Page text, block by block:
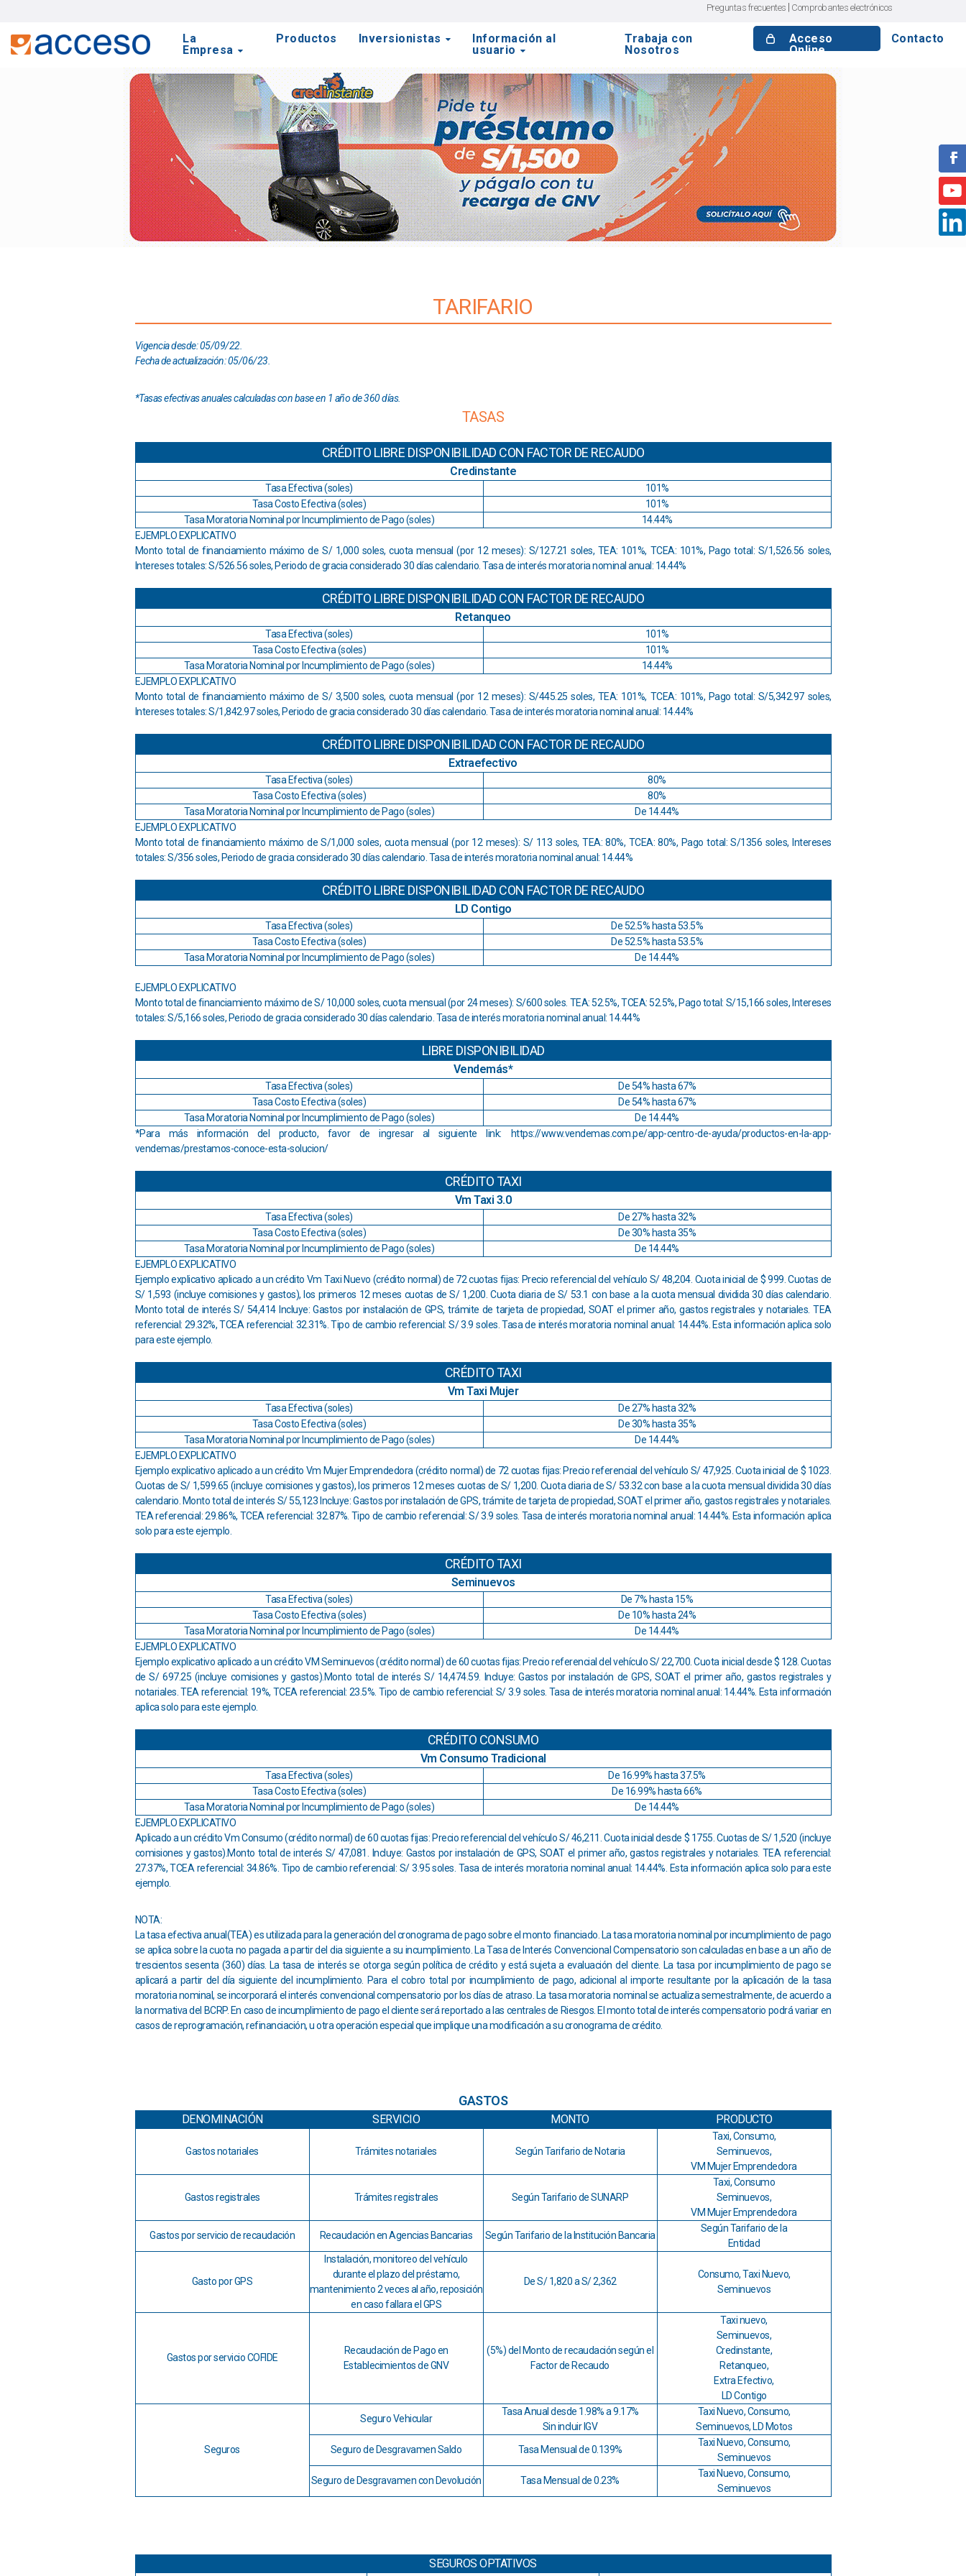
Preguntas frecuentes Comprobantes electrónicos
La
Empresa
Productos Inversionistas
Información al
usuario
Trabaja con
Nosotros
Acceso
Online
Contacto
TARIFARIO
Vigencia desde: 05/09/22.
Fecha de actualización: 05/06/23.
*Tasas efectivas anuales calculadas con base en 1 año de 360 días.
TASAS
CRÉDITO LIBRE DISPONIBILIDAD CON FACTOR DE RECAUDO
Credinstante
Tasa Efectiva (soles)
101%
Tasa Costo Efectiva (soles)
101%
Tasa Moratoria Nominal por Incumplimiento de Pago (soles)
14.44%
EJEMPLO EXPLICATIVO
Monto total de financiamiento máximo de S/ 1,000 soles, cuota mensual (por 12 meses): S/127.21 soles, TEA: 101%, TCEA: 101%, Pago total: S/1,526.56 soles,
Intereses totales: S/526.56 soles, Periodo de gracia considerado 30 días calendario. Tasa de interés moratoria nominal anual: 14.44%
CRÉDITO LIBRE DISPONIBILIDAD CON FACTOR DE RECAUDO
Retanqueo
Tasa Efectiva (soles)
101%
Tasa Costo Efectiva (soles)
101%
Tasa Moratoria Nominal por Incumplimiento de Pago (soles)
14.44%
EJEMPLO EXPLICATIVO
Monto total de financiamiento máximo de S/ 3,500 soles, cuota mensual (por 12 meses): S/445.25 soles, TEA: 101%, TCEA: 101%, Pago total: S/5,342.97 soles,
Intereses totales: S/1,842.97 soles, Periodo de gracia considerado 30 días calendario. Tasa de interés moratoria nominal anual: 14.44%
CRÉDITO LIBRE DISPONIBILIDAD CON FACTOR DE RECAUDO
Extraefectivo
Tasa Efectiva (soles)
80%
Tasa Costo Efectiva (soles)
80%
Tasa Moratoria Nominal por Incumplimiento de Pago (soles)
De 14.44%
EJEMPLO EXPLICATIVO
Monto total de financiamiento máximo de S/1,000 soles, cuota mensual (por 12 meses): S/ 113 soles, TEA: 80%, TCEA: 80%, Pago total: S/1356 soles, Intereses
totales: S/356 soles, Periodo de gracia considerado 30 días calendario. Tasa de interés moratoria nominal anual: 14.44%
CRÉDITO LIBRE DISPONIBILIDAD CON FACTOR DE RECAUDO
LD Contigo
Tasa Efectiva (soles)
De 52.5% hasta 53.5%
Tasa Costo Efectiva (soles)
De 52.5% hasta 53.5%
Tasa Moratoria Nominal por Incumplimiento de Pago (soles)
De 14.44%
EJEMPLO EXPLICATIVO
Monto total de financiamiento máximo de S/ 10,000 soles, cuota mensual (por 24 meses): S/600 soles. TEA: 52.5%, TCEA: 52.5%, Pago total: S/15,166 soles, Intereses
totales: S/5,166 soles, Periodo de gracia considerado 30 días calendario. Tasa de interés moratoria nominal anual: 14.44%
LIBRE DISPONIBILIDAD
Vendemás*
Tasa Efectiva (soles)
De 54% hasta 67%
Tasa Costo Efectiva (soles)
De 54% hasta 67%
Tasa Moratoria Nominal por Incumplimiento de Pago (soles)
De 14.44%
*Para más información del producto, favor de ingresar al siguiente link:
https://www.vendemas.com.pe/app-centro-de-ayuda/productos-en-la-app-
vendemas/prestamos-conoce-esta-solucion/
CRÉDITO TAXI
Vm Taxi 3.0
Tasa Efectiva (soles)
De 27% hasta 32%
Tasa Costo Efectiva (soles)
De 30% hasta 35%
Tasa Moratoria Nominal por Incumplimiento de Pago (soles)
De 14.44%
EJEMPLO EXPLICATIVO
Ejemplo explicativo aplicado a un crédito Vm Taxi Nuevo (crédito normal) de 72 cuotas fijas: Precio referencial del vehículo S/ 48,204. Cuota inicial de $ 999. Cuotas de
S/ 1,593 (incluye comisiones y gastos), los primeros 12 meses cuotas de S/ 1,200. Cuota diaria de S/ 53.1 con base a la cuota mensual dividida 30 días calendario.
Monto total de interés S/ 54,414 Incluye: Gastos por instalación de GPS, trámite de tarjeta de propiedad, SOAT el primer año, gastos registrales y notariales. TEA
referencial: 29.32%, TCEA referencial: 32.31%. Tipo de cambio referencial: S/ 3.9 soles. Tasa de interés moratoria nominal anual: 14.44%. Esta información aplica solo
para este ejemplo.
CRÉDITO TAXI
Vm Taxi Mujer
Tasa Efectiva (soles)
De 27% hasta 32%
Tasa Costo Efectiva (soles)
De 30% hasta 35%
Tasa Moratoria Nominal por Incumplimiento de Pago (soles)
De 14.44%
EJEMPLO EXPLICATIVO
Ejemplo explicativo aplicado a un crédito Vm Mujer Emprendedora (crédito normal) de 72 cuotas fijas: Precio referencial del vehículo S/ 47,925. Cuota inicial de $ 1023.
Cuotas de S/ 1,599.65 (incluye comisiones y gastos), los primeros 12 meses cuotas de S/ 1,200. Cuota diaria de S/ 53.32 con base a la cuota mensual dividida 30 días
calendario. Monto total de interés S/ 55,123 Incluye: Gastos por instalación de GPS, trámite de tarjeta de propiedad, SOAT el primer año, gastos registrales y notariales.
TEA referencial: 29.86%, TCEA referencial: 32.87%. Tipo de cambio referencial: S/ 3.9 soles. Tasa de interés moratoria nominal anual: 14.44%. Esta información aplica
solo para este ejemplo.
CRÉDITO TAXI
Seminuevos
Tasa Efectiva (soles)
De 7% hasta 15%
Tasa Costo Efectiva (soles)
De 10% hasta 24%
Tasa Moratoria Nominal por Incumplimiento de Pago (soles)
De 14.44%
EJEMPLO EXPLICATIVO
Ejemplo explicativo aplicado a un crédito VM Seminuevos (crédito normal) de 60 cuotas fijas: Precio referencial del vehículo S/ 22,700. Cuota inicial desde $ 128. Cuotas
de S/ 697.25 (incluye comisiones y gastos).Monto total de interés S/ 14,474.59. Incluye: Gastos por instalación de GPS, SOAT el primer año, gastos registrales y
notariales. TEA referencial: 19%, TCEA referencial: 23.5%. Tipo de cambio referencial: S/ 3.9 soles. Tasa de interés moratoria nominal anual: 14.44%. Esta información
aplica solo para este ejemplo.
CRÉDITO CONSUMO
Vm Consumo Tradicional
Tasa Efectiva (soles)
De 16.99% hasta 37.5%
Tasa Costo Efectiva (soles)
De 16.99% hasta 66%
Tasa Moratoria Nominal por Incumplimiento de Pago (soles)
De 14.44%
EJEMPLO EXPLICATIVO
Aplicado a un crédito Vm Consumo (crédito normal) de 60 cuotas fijas: Precio referencial del vehículo S/ 46,211. Cuota inicial desde $ 1755. Cuotas de S/ 1,520 (incluye
comisiones y gastos).Monto total de interés S/ 47,081. Incluye: Gastos por instalación de GPS, SOAT el primer año, gastos registrales y notariales. TEA referencial:
27.37%, TCEA referencial: 34.86%. Tipo de cambio referencial: S/ 3.95 soles. Tasa de interés moratoria nominal anual: 14.44%. Esta información aplica solo para este
ejemplo.
NOTA:
La tasa efectiva anual(TEA) es utilizada para la generación del cronograma de pago sobre el monto financiado. La tasa moratoria nominal por incumplimiento de pago
se aplica sobre la cuota no pagada a partir del dia siguiente a su incumplimiento. La Tasa de Interés Convencional Compensatorio son calculadas en base a un año de
trescientos sesenta (360) días. La tasa de interés se otorga según política de crédito y está sujeta a evaluación del cliente. La tasa por incumplimiento de pago se
aplicará a partir del día siguiente del incumplimiento. Para el cobro total por incumplimiento de pago, adicional al importe resultante por la aplicación de la tasa
moratoria nominal, se incorporará el interés convencional compensatorio por los días de atraso. La tasa moratoria nominal se actualiza semestralmente, de acuerdo a
la normativa del BCRP. En caso de incumplimiento de pago el cliente será reportado a las centrales de Riesgos. El monto total de interés compensatorio podrá variar en
casos de reprogramación, refinanciación, u otra operación especial que implique una modificación a su cronograma de crédito.
GASTOS
DENOMINACIÓN SERVICIO MONTO PRODUCTO
Gastos notariales Trámites notariales Según Tarifario de Notaria
Taxi, Consumo,
Seminuevos,
VM Mujer Emprendedora
Gastos registrales Trámites registrales Según Tarifario de SUNARP
Taxi, Consumo
Seminuevos,
VM Mujer Emprendedora
Gastos por servicio de recaudación
Recaudación en Agencias Bancarias Según Tarifario de la Institución Bancaria
Según Tarifario de la
Entidad
Gasto por GPS
Instalación, monitoreo del vehículo
durante el plazo del préstamo,
mantenimiento 2 veces al año, reposición
en caso fallara el GPS
De S/ 1,820 a S/ 2,362
Consumo, Taxi Nuevo,
Seminuevos
Gastos por servicio COFIDE
Recaudación de Pago en
Establecimientos de GNV
(5%) del Monto de recaudación según el
Factor de Recaudo
Taxi nuevo,
Seminuevos,
Credinstante,
Retanqueo,
Extra Efectivo,
LD Contigo
Seguros
Seguro Vehicular
Tasa Anual desde 1.98% a 9.17%
Sin incluir IGV
Taxi Nuevo, Consumo,
Seminuevos, LD Motos
Seguro de Desgravamen Saldo
Tasa Mensual de 0.139%
Taxi Nuevo, Consumo,
Seminuevos
Seguro de Desgravamen con Devolución
Tasa Mensual de 0.23%
Taxi Nuevo, Consumo,
Seminuevos
SEGUROS OPTATIVOS